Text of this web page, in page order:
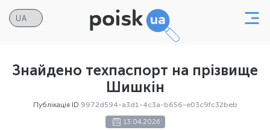
Знайдено техпаспорт на прізвище
Шишкін
Публікація ID 9972d594-a3d1-4c3a-b656-e03c9fc32beb
13.04.2026